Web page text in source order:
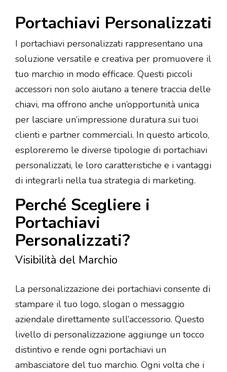
Portachiavi Personalizzati
I portachiavi personalizzati rappresentano una
soluzione versatile e creativa per promuovere il
tuo marchio in modo efficace. Questi piccoli
accessori non solo aiutano a tenere traccia delle
chiavi, ma offrono anche un’opportunità unica
per lasciare un’impressione duratura sui tuoi
clienti e partner commerciali. In questo articolo,
esploreremo le diverse tipologie di portachiavi
personalizzati, le loro caratteristiche e i vantaggi
di integrarli nella tua strategia di marketing.
Perché Scegliere i
Portachiavi
Personalizzati?
Visibilità del Marchio
La personalizzazione dei portachiavi consente di
stampare il tuo logo, slogan o messaggio
aziendale direttamente sull’accessorio. Questo
livello di personalizzazione aggiunge un tocco
distintivo e rende ogni portachiavi un
ambasciatore del tuo marchio. Ogni volta che i